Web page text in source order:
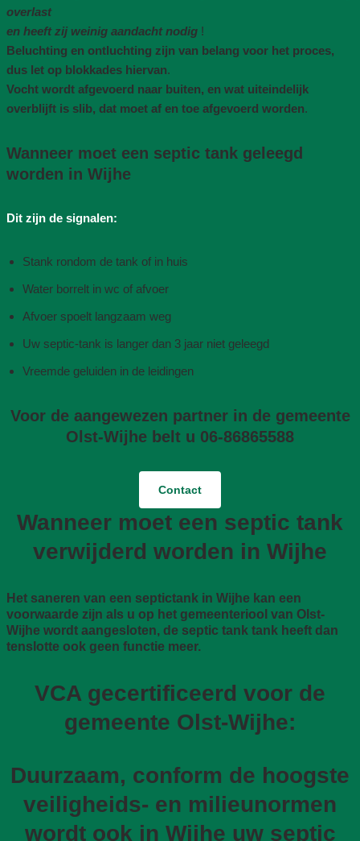
overlast
en heeft zij weinig aandacht nodig !
Beluchting en ontluchting zijn van belang voor het proces,
dus let op blokkades hiervan.
Vocht wordt afgevoerd naar buiten, en wat uiteindelijk
overblijft is slib, dat moet af en toe afgevoerd worden.
Wanneer moet een septic tank geleegd
worden in Wijhe
Dit zijn de signalen:
Stank rondom de tank of in huis
Water borrelt in wc of afvoer
Afvoer spoelt langzaam weg
Uw septic-tank is langer dan 3 jaar niet geleegd
Vreemde geluiden in de leidingen
Voor de aangewezen partner in de gemeente
Olst-Wijhe belt u 06-86865588
Contact
Wanneer moet een septic tank
verwijderd worden in Wijhe
Het saneren van een septictank in Wijhe kan een
voorwaarde zijn als u op het gemeenteriool van Olst-
Wijhe wordt aangesloten, de septic tank tank heeft dan
tenslotte ook geen functie meer.
VCA gecertificeerd voor de
gemeente Olst-Wijhe:
Duurzaam, conform de hoogste
veiligheids- en milieunormen
wordt ook in Wijhe uw septic